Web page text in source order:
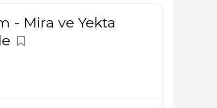
- Mira ve Yekta